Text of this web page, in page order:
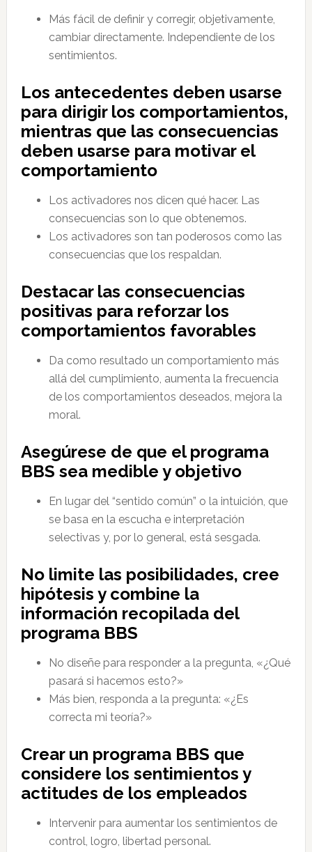
Más fácil de definir y corregir, objetivamente,
cambiar directamente. Independiente de los
sentimientos.
Los antecedentes deben usarse
para dirigir los comportamientos,
mientras que las consecuencias
deben usarse para motivar el
comportamiento
Los activadores nos dicen qué hacer. Las
consecuencias son lo que obtenemos.
Los activadores son tan poderosos como las
consecuencias que los respaldan.
Destacar las consecuencias
positivas para reforzar los
comportamientos favorables
Da como resultado un comportamiento más
allá del cumplimiento, aumenta la frecuencia
de los comportamientos deseados, mejora la
moral.
Asegúrese de que el programa
BBS sea medible y objetivo
En lugar del “sentido común” o la intuición, que
se basa en la escucha e interpretación
selectivas y, por lo general, está sesgada.
No limite las posibilidades, cree
hipótesis y combine la
información recopilada del
programa BBS
No diseñe para responder a la pregunta, «¿Qué
pasará si hacemos esto?»
Más bien, responda a la pregunta: «¿Es
correcta mi teoría?»
Crear un programa BBS que
considere los sentimientos y
actitudes de los empleados
Intervenir para aumentar los sentimientos de
control, logro, libertad personal.